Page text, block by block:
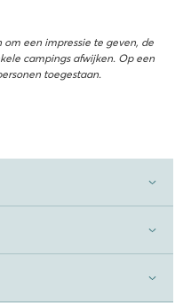
om een impressie te geven, de
campings afwijken. Op een
toegestaan.